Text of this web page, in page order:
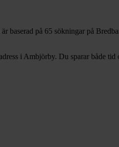
på 65 sökningar på
i Ambjörby. Du sparar både tid